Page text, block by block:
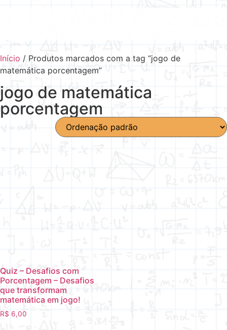
Início / Produtos marcados com a tag “jogo de
matemática porcentagem”
jogo de matemática
porcentagem
Quiz – Desafios com
Porcentagem – Desafios
que transformam
matemática em jogo!
R$ 6,00